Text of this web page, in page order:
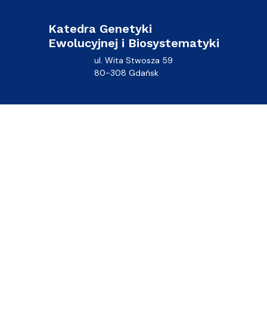
Katedra Genetyki
Ewolucyjnej i Biosystematyki
ul. Wita Stwosza 59
80-308 Gdańsk